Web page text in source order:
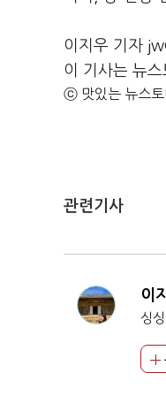
이지우 기자
이 기사는 뉴
ⓒ 맛있는 뉴스토
관련기사
이
싱